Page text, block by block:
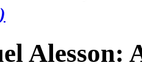
Alesson: